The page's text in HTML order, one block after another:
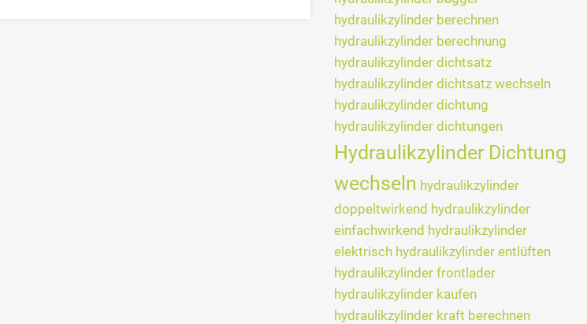
hydraulikzylinder berechnen
hydraulikzylinder berechnung
hydraulikzylinder dichtsatz
hydraulikzylinder dichtsatz wechseln
hydraulikzylinder dichtung
hydraulikzylinder dichtungen
Hydraulikzylinder Dichtung
wechseln hydraulikzylinder
doppeltwirkend hydraulikzylinder
einfachwirkend hydraulikzylinder
elektrisch hydraulikzylinder entlüften
hydraulikzylinder frontlader
hydraulikzylinder kaufen
hydraulikzylinder kraft berechnen